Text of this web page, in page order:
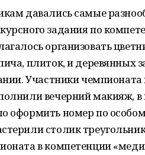
давались самые
задания по
организовать
плиток, и деревянных
Участники
вечерний макияж,
оформить номер по
столик
в компетенции